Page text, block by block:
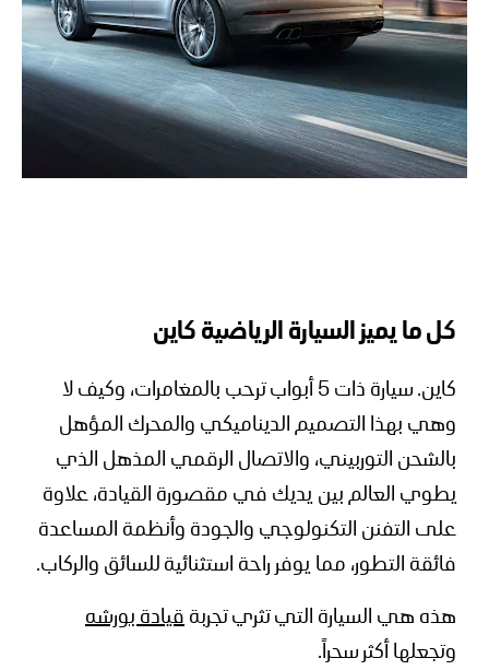
كل ما يميز السيارة الرياضية كاين
كاين. سيارة ذات 5 أبواب ترحب بالمغامرات، وكيف لا
وهي بهذا التصميم الديناميكي والمحرك المؤهل
بالشحن التوربيني، والاتصال الرقمي المذهل الذي
يطوي العالم بين يديك في مقصورة القيادة، علاوة
على التفنن التكنولوجي والجودة وأنظمة المساعدة
فائقة التطور، مما يوفر راحة استثنائية للسائق والركاب.
هذه هي السيارة التي تثري تجربةقيادة بورشه
وتجعلها أكثر سحراً.